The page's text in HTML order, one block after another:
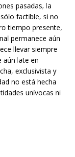
pasadas, la
factible, si no
tiempo presente,
permanece aún
llevar siempre
aún late en
exclusivista y
no está hecha
unívocas ni